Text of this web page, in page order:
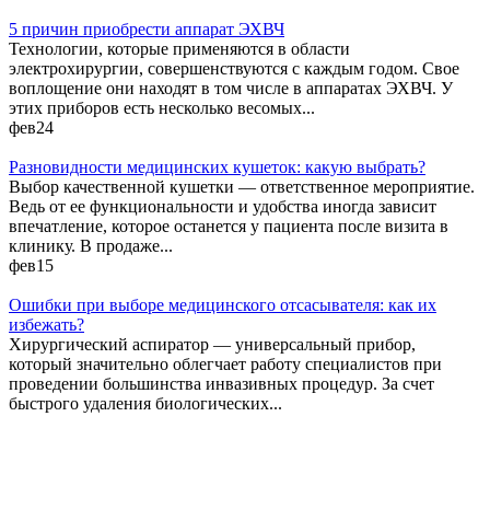
5 причин приобрести аппарат ЭХВЧ
Технологии, которые применяются в области
электрохирургии, совершенствуются с каждым годом. Свое
воплощение они находят в том числе в аппаратах ЭХВЧ. У
этих приборов есть несколько весомых...
фев24
Разновидности медицинских кушеток: какую выбрать?
Выбор качественной кушетки — ответственное мероприятие.
Ведь от ее функциональности и удобства иногда зависит
впечатление, которое останется у пациента после визита в
клинику. В продаже...
фев15
Ошибки при выборе медицинского отсасывателя: как их
избежать?
Хирургический аспиратор — универсальный прибор,
который значительно облегчает работу специалистов при
проведении большинства инвазивных процедур. За счет
быстрого удаления биологических...